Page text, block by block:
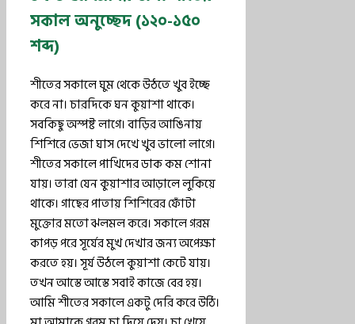
সকাল অনুচ্ছেদ (১২০-১৫০
শব্দ)
শীতের সকালে ঘুম থেকে উঠতে খুব ইচ্ছে
করে না। চারদিকে ঘন কুয়াশা থাকে।
সবকিছু অস্পষ্ট লাগে। বাড়ির আঙিনায়
শিশিরে ভেজা ঘাস দেখে খুব ভালো লাগে।
শীতের সকালে পাখিদের ডাক কম শোনা
যায়। তারা যেন কুয়াশার আড়ালে লুকিয়ে
থাকে। গাছের পাতায় শিশিরের ফোঁটা
মুক্তোর মতো ঝলমল করে। সকালে গরম
কাপড় পরে সূর্যের মুখ দেখার জন্য অপেক্ষা
করতে হয়। সূর্য উঠলে কুয়াশা কেটে যায়।
তখন আস্তে আস্তে সবাই কাজে বের হয়।
আমি শীতের সকালে একটু দেরি করে উঠি।